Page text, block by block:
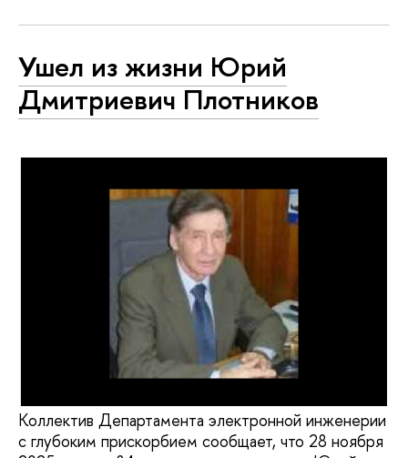
Ушел из жизни Юрий
Дмитриевич Плотников
Коллектив Департамента электронной инженерии
с глубоким прискорбием сообщает, что 28 ноября